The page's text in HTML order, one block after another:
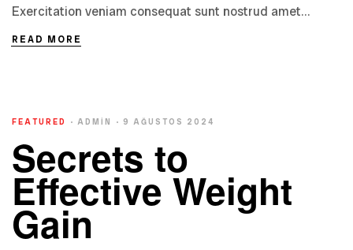
Exercitation veniam consequat sunt nostrud amet…
READ MORE
FEATURED ADMIN 9 AĞUSTOS 2024
Secrets to
Effective Weight
Gain